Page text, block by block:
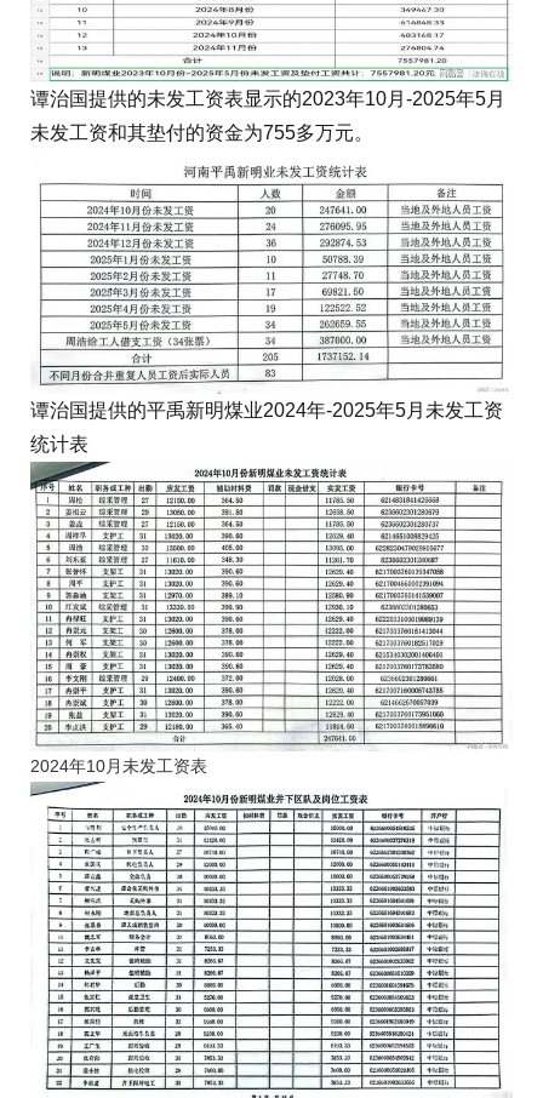
谭治国提供的未发工资表显示的2023年10月-2025年5月
未发工资和其垫付的资金为755多万元。
谭治国提供的平禹新明煤业2024年-2025年5月未发工资
统计表
2024年10月未发工资表